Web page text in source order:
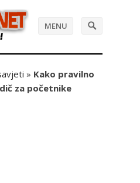
MENU
» Kako pravilno
za početnike